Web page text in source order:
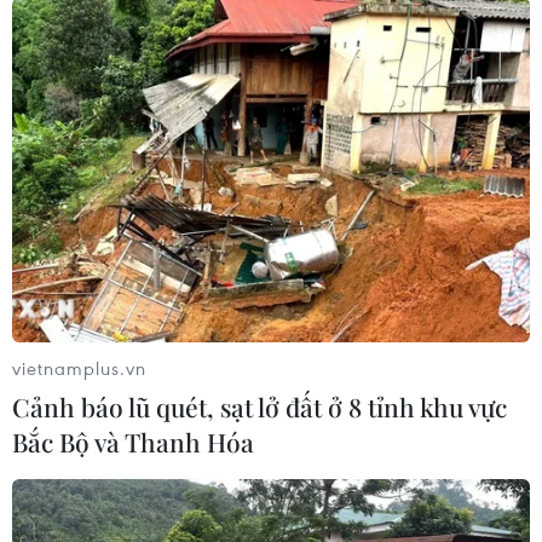
đang tiến hành thăm dò khí đốt thuộc thềm lục
địa của nước này.
Cả hai nước đã tổ chức các cuộc tập trận quân
sự ở Đông Địa Trung Hải khiến tranh chấp giữa
hai bên có nguy cơ leo thang thành đối đầu./.
(TTXVN/Vietnam+)
vietnamplus.vn
Cảnh báo lũ quét, sạt lở đất ở 8 tỉnh khu vực
Bắc Bộ và Thanh Hóa